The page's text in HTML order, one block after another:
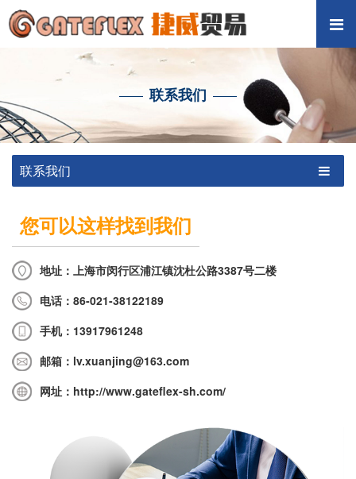
联系我们
联系我们
您可以这样找到我们
地址：上海市闵行区浦江镇沈杜公路3387号二楼
电话：86-021-38122189
手机：13917961248
邮箱：lv.xuanjing@163.com
网址：http://www.gateflex-sh.com/